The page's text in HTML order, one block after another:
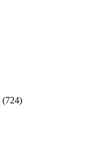
(724)